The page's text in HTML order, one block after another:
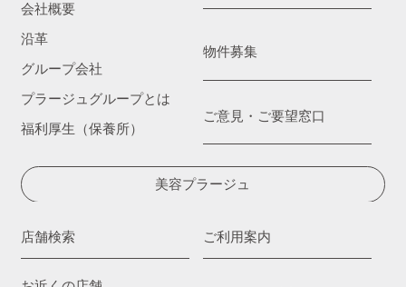
会社概要
沿革
グループ会社
プラージュグループとは
福利厚生（保養所）
物件募集
ご意見・ご要望窓口
美容プラージュ
店舗検索 ご利用案内